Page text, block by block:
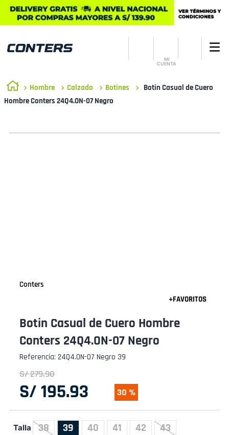
MI
CUENTA
Hombre Calzado Botines
Botin Casual de Cuero
Hombre Conters 24Q4.ON-07 Negro
Conters
Botin Casual de Cuero Hombre
Conters 24Q4.ON-07 Negro
Referencia: 24Q4.ON-07 Negro 39
S/279.90
S/ 195.93 30 %
Talla 38 39 40 41 42 43